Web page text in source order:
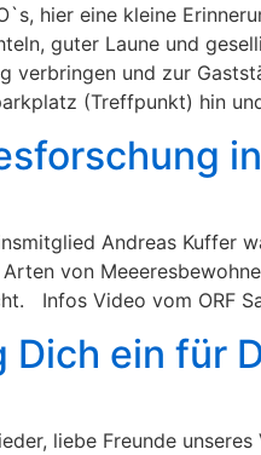
hier eine kleine
guter Laune und
verbringen und zur
(Treffpunkt) hin
Andreas Kuffer
von
Infos Video vom ORF
Dich ein für
liebe Freunde